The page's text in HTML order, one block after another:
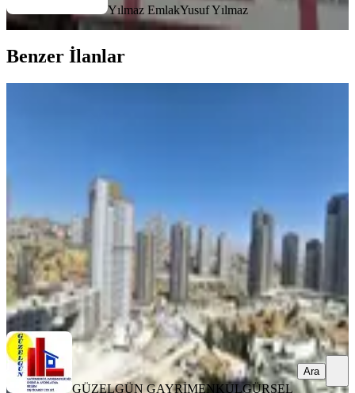
Yılmaz EmlakYusuf Yılmaz
Benzer İlanlar
2+1·
14.500.000 ₺
GÜZELGÜN GAYRİMENKUL GÜRSEL ŞERİFE GÜZELGÜN
Ara
GÜZELGÜN GAYRİMENKULGÜRSEL
Ara